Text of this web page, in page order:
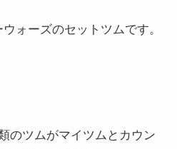
ォーズのセットツムです。
のツムがマイツムとカウン